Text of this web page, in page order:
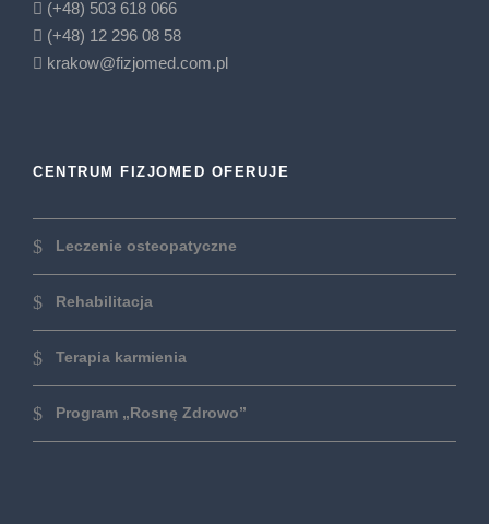
(+48) 503 618 066
(+48) 12 296 08 58
krakow@fizjomed.com.pl
CENTRUM FIZJOMED OFERUJE
Leczenie osteopatyczne
Rehabilitacja
Terapia karmienia
Program „Rosnę Zdrowo”